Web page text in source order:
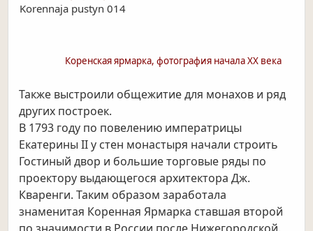
Korennaja pustyn 014
Коренская ярмарка, фотография начала ХХ века
Также выстроили общежитие для монахов и ряд
других построек.
В 1793 году по повелению императрицы
Екатерины II у стен монастыря начали строить
Гостиный двор и большие торговые ряды по
проектору выдающегося архитектора Дж.
Кваренги. Таким образом заработала
знаменитая Коренная Ярмарка ставшая второй